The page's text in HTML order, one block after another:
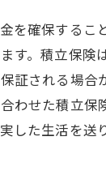
確保するこ
す。積立保険
証される場合
わせた積立保
た生活を送